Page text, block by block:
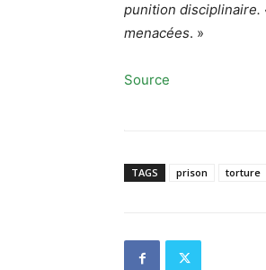
punition disciplinaire.
menacées. »
Source
TAGS prison torture